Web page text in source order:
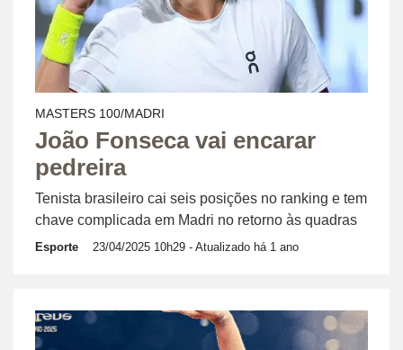
MASTERS 100/MADRI
João Fonseca vai encarar
pedreira
Tenista brasileiro cai seis posições no ranking e tem
chave complicada em Madri no retorno às quadras
Esporte 23/04/2025 10h29 - Atualizado há 1 ano